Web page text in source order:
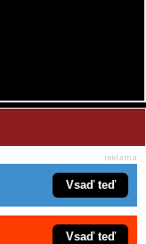
Vsaď teď
Vsaď teď